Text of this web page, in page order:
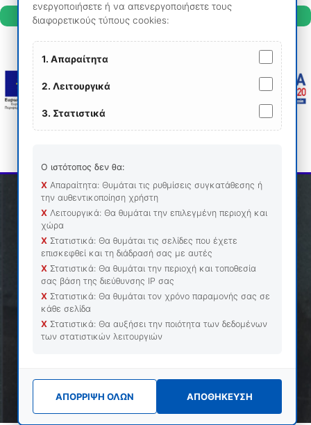
News & Updates
3000+ CLIENTS
20+ APPLICATIONS
30+ YEARS
ενεργοποιήσετε ή να απενεργοποιήσετε τους
διαφορετικούς τύπους cookies:
1. Απαραίτητα
2. Λειτουργικά
3. Στατιστικά
Ο ιστότοπος δεν θα:
ΧΑπαραίτητα: Θυμάται τις ρυθμίσεις συγκατάθεσης ή
την αυθεντικοποίηση χρήστη
ΧΛειτουργικά: Θα θυμάται την επιλεγμένη περιοχή και
χώρα
ΧΣτατιστικά: Θα θυμάται τις σελίδες που έχετε
επισκεφθεί και τη διάδρασή σας με αυτές
ΧΣτατιστικά: Θα θυμάται την περιοχή και τοποθεσία
σας βάση της διεύθυνσης ΙΡ σας
ΧΣτατιστικά: Θα θυμάται τον χρόνο παραμονής σας σε
κάθε σελίδα
ΧΣτατιστικά: Θα αυξήσει την ποιότητα των δεδομένων
των στατιστικών λειτουργιών
ΑΠΟΡΡΙΨΗ ΟΛΩΝ ΑΠΟΘΗΚΕΥΣΗ